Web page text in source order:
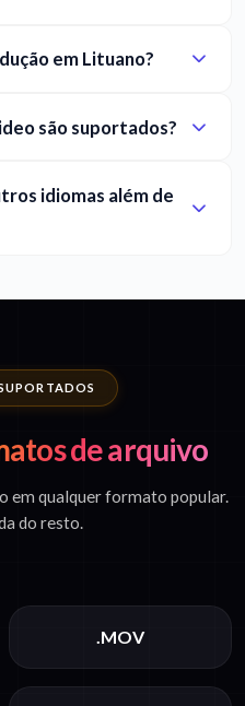
em Lituano?
são suportados?
idiomas além de
de arquivo
em qualquer formato popular.
do resto.
.MOV